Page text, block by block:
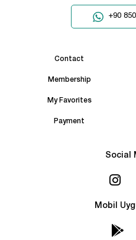
+90
Contact
Membership
My Favorites
Payment
Social
Mobil